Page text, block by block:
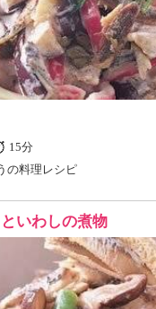
15分
の料理レシピ
いわしの煮物